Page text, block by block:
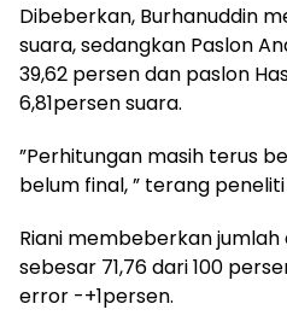
Dibeberkan, Burhanuddin
suara, sedangkan Paslon
39,62 persen dan paslon
6,81persen suara.
”Perhitungan masih terus
belum final, ” terang peneliti
Riani membeberkan
sebesar 71,76 dari 100
error -+1persen.